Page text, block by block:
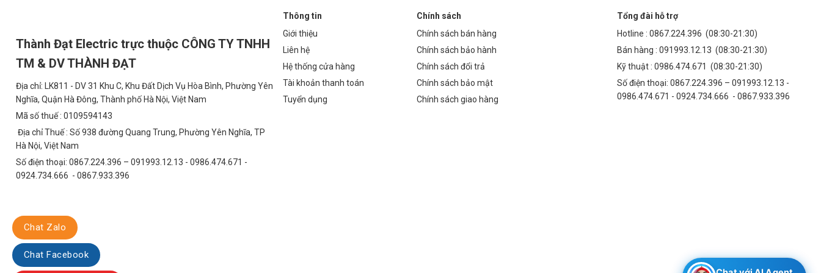
Giả sử bạn sử dụng đèn 6066T8 trong 5 năm, với thời gian sử dụng trung bình 8 giờ/ngày. So sánh với đèn sợi đốt và đèn huỳnh
quang, bạn sẽ tiết kiệm được một khoản tiền đáng kể:
Chi phí tiền điện: Đèn LED tiết kiệm hơn 80% điện năng so với đèn sợi đốt và 50% so với đèn huỳnh quang.
Tuổi thọ của đèn LED cao hơn nhiều, giúp giảm thiểu chi phí thay thế bóng đèn.
Ứng Dụng Đa Dạng và Linh Hoạt
Ứng Dụng Cụ Thể
Phòng ngủ:
FAQ – Giải Đáp Thắc Mắc Của Khách Hàng
Thành Đạt Electric trực thuộc CÔNG TY TNHH
TM & DV THÀNH ĐẠT
Địa chỉ: LK811 - DV 31 Khu C, Khu Đất Dịch Vụ Hòa Bình, Phường Yên
Nghĩa, Quận Hà Đông, Thành phố Hà Nội, Việt Nam
Mã số thuế : 0109594143
Địa chỉ Thuế : Số 938 đường Quang Trung, Phường Yên Nghĩa, TP
Hà Nội, Việt Nam
Số điện thoại: 0867.224.396 – 091993.12.13 - 0986.474.671 -
0924.734.666 - 0867.933.396
Thông tin
Giới thiệu
Liên hệ
Hệ thống cửa hàng
Tài khoản thanh toán
Tuyển dụng
Chính sách
Chính sách bán hàng
Chính sách bảo hành
Chính sách đổi trả
Chính sách bảo mật
Chính sách giao hàng
Tổng đài hỗ trợ
Hotline : 0867.224.396 (08:30-21:30)
Bán hàng : 091993.12.13 (08:30-21:30)
Kỹ thuật : 0986.474.671 (08:30-21:30)
Số điện thoại: 0867.224.396 – 091993.12.13 -
0986.474.671 - 0924.734.666 - 0867.933.396
Chat Zalo
Chat Facebook